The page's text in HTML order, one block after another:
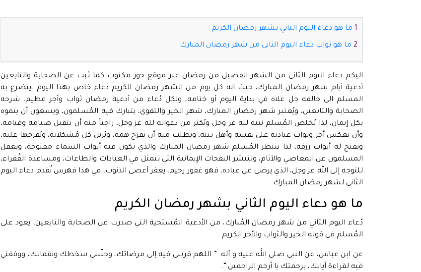
ما هو دعاء اليوم الثاني بشهر رمضان الكريم
ما هو ثواب دعاء اليوم الثاني من شهر رمضان المبارك
اليكم دعاء اليوم الثاني من الشهر الفضيل من رمضان عبر موقع حور مكتوب كما ثبت عن الصحابة والتابعين
أدعية أيام شهر رمضان المبارك، حيث انه كل يوم من الشهر رمضان الكريم دعاء خاص بهذا اليوم ،يتضرع به
المسلم الى خالقه جل علاه في بداية اليوم أو ختامه، ولكل دُعاء من أدعية رمضان ثواب وأجر عظيم، شرحه
الصحابة والتابعين، ويُعتبر شهر رمضان المبارك، شهر الخير والتقوى، يتبارك فيه المُسلمون، ويسعون أن يتموه
بكل إيمان، لذا يُخلص المُسلم نيته لله عز وجل ويُكثر من دعواته لله عز وجل، راجياً منه أن يتقبل صيامه وقيامه،
وأن يعكس أجر وثواب عبادته على نفسه وأهل بيته، ويطلب منه أن يفرج همه، ويُزيل كل مُشكلاته، ويُفرجها عليه،
ويفتح له أبواب رزقه، لذا ينتظر المُسلم شهر رمضان المبارك والذي تكون فيه أبواب السماء مفتوحة، ويغفل
المسلمون عن المعاصي والآثام، وتنتشر النفحات الإيمانية التي تتمثل في العبادات والطاعات، ومساعدة الفُقراء،
للتوجه إلى الله عز وجل، الذي يرضى عن عباده، فهو غفور رحيم، يغفر أعصى الذنوب، في هذا فهرس نُقدم دعاء اليوم
الثاني لشهر رمضان المبارك.
ما هو دعاء اليوم الثاني بشهر رمضان الكريم
دُعاء اليوم الثاني من شهر رمضان المُبارك، من الأدعية المُستحية التي صدرت عن الصحابة والتابعين، يعود على
المُسلم في قوله الخير والثواب والأجر الكريم .
عن ابن عباس، عن النبي صلى الله عليه و آله: ” اللهم قربني فيه إلى مرضاتك، وجنّبني سخطك ونقماتك، ووفقني
فيه لقراءة آياتك، برحمتك يا أرحم الراحمين “.